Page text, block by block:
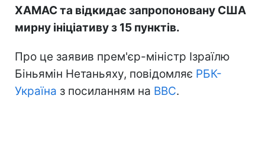
ХАМАС та відкидає запропоновану США
мирну ініціативу з 15 пунктів.
Про це заявив прем'єр-міністр Ізраїлю
Біньямін Нетаньяху, повідомляє РБК-
Україна з посиланням на BBC.